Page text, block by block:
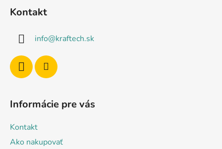
Kontakt
info@kraftech.sk
Informácie pre vás
Kontakt
Ako nakupovať